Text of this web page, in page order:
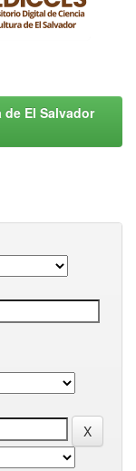
El Salvador